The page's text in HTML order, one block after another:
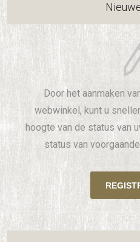
Door het aanmaken
webwinkel, kunt u
hoogte van de status van
status van